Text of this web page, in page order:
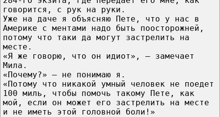
говорится, с рук на руки.
Уже на даче я объясняю Пете, что у нас в
Америке с ментами надо быть поосторожней,
потому что таки да могут застрелить на
месте.
«Я же говорю, что он идиот», – замечает
Мила.
«Почему?» – не понимаю я.
«Потому что никакой умный человек не поедет
100 миль, чтобы помочь такому Пете, как
мой, если он может его застрелить на месте
и не иметь этой головной боли!»